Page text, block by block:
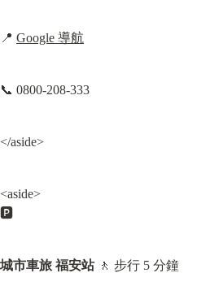
📍 Google 導航
📞 0800-208-333
</aside>
<aside>
🅿️
城市車旅 福安站 🚶 步行 5 分鐘